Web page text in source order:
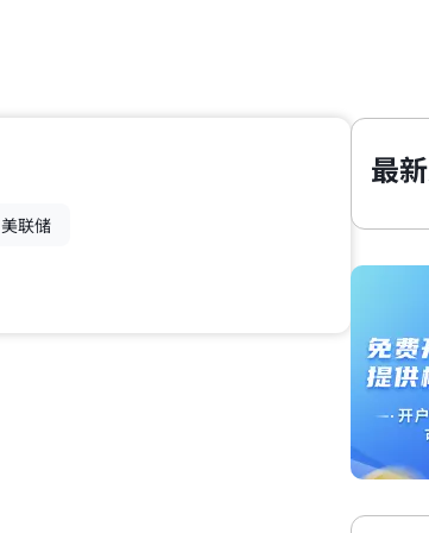
美联储
最